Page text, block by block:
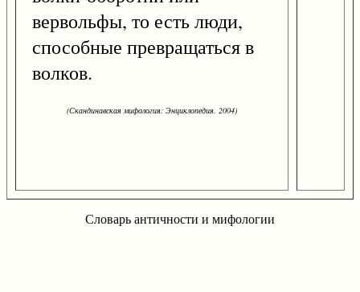
вервольфы, то есть люди,
способные превращаться в
волков.
(Скандинавская мифология: Энциклопедия. 2004)
Словарь античности и мифологии